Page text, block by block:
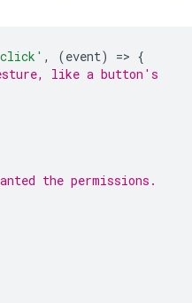
, (event) => {
like a button's
the permissions.